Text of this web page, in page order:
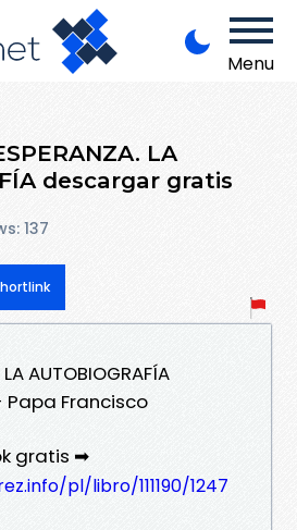
Menu
LA
descargar gratis
137
AUTOBIOGRAFÍA
Papa Francisco
gratis ➡
pl/libro/111190/1247